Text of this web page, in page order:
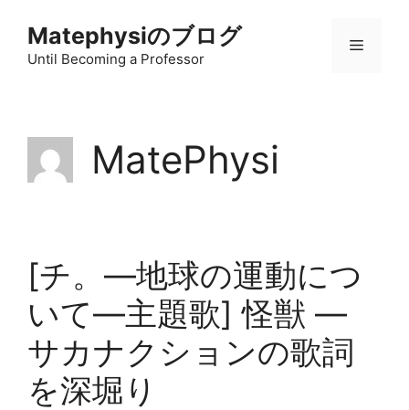
Matephysiのブログ
Until Becoming a Professor
メ
MatePhysi
[チ。―地球の運動につ
いて―主題歌] 怪獣 ―
サカナクションの歌詞
を深堀り